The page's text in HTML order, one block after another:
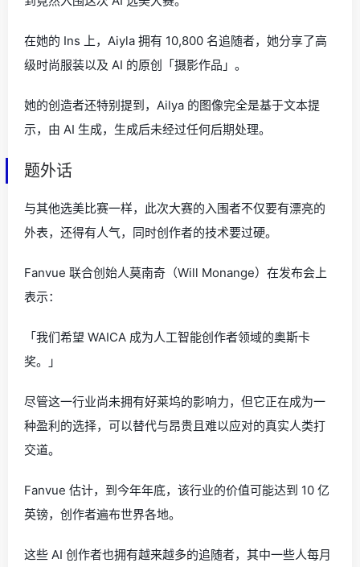
在她的 Ins 上，Aiyla 拥有 10,800 名追随者，她分享了高
级时尚服装以及 AI 的原创「摄影作品」。
她的创造者还特别提到，Ailya 的图像完全是基于文本提
示，由 AI 生成，生成后未经过任何后期处理。
题外话
与其他选美比赛一样，此次大赛的入围者不仅要有漂亮的
外表，还得有人气，同时创作者的技术要过硬。
Fanvue 联合创始人莫南奇（Will Monange）在发布会上
表示：
「我们希望 WAICA 成为人工智能创作者领域的奥斯卡
奖。」
尽管这一行业尚未拥有好莱坞的影响力，但它正在成为一
种盈利的选择，可以替代与昂贵且难以应对的真实人类打
交道。
Fanvue 估计，到今年年底，该行业的价值可能达到 10 亿
英镑，创作者遍布世界各地。
这些 AI 创作者也拥有越来越多的追随者，其中一些人每月